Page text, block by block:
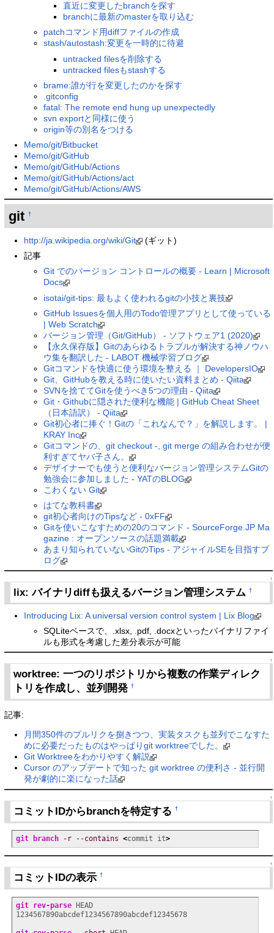
直近に変更したbranchを探す
branchに最新のmasterを取り込む
patchコマンド用diffファイルの作成
stash/autostash:変更を一時的に待避
untracked filesを削除する
untracked filesもstashする
brame:誰が行を変更したのかを探す
.gitconfig
fatal: The remote end hung up unexpectedly
svn exportと同様に使う
origin等の別名をつける
Memo/git/Bitbucket
Memo/git/GitHub
Memo/git/GitHub/Actions
Memo/git/GitHub/Actions/act
Memo/git/GitHub/Actions/AWS
git †
http://ja.wikipedia.org/wiki/Git
(ギット)
記事
Git でのバージョン コントロールの概要 - Learn | Microsoft
Docs
isotai/git-tips: 最もよく使われるgitの小技と裏技
GitHub Issuesを個人用のTodo管理アプリとして使っている
| Web Scratch
バージョン管理（Git/GitHub） - ソフトウェア1 (2020)
【永久保存版】Gitのあらゆるトラブルが解決する神ノウハ
ウ集を翻訳した - LABOT 機械学習ブログ
Gitコマンドを快適に使う環境を整える ｜ DevelopersIO
Git、GitHubを教える時に使いたい資料まとめ - Qiita
SVNを捨ててGitを使うべき5つの理由 - Qiita
Git・Githubに隠された便利な機能 | GitHub Cheat Sheet
（日本語訳） - Qiita
Git初心者に捧ぐ！Gitの「これなんで？」を解説します。 |
KRAY Inc
Gitコマンドの、git checkout -, git merge の組み合わせが便
利すぎてヤバ子さん。
デザイナーでも使うと便利なバージョン管理システムGitの
勉強会に参加しました - YATのBLOG
こわくない Git
はてな教科書
git初心者向けのTipsなど - 0xFF
Gitを使いこなすための20のコマンド - SourceForge.JP Ma
gazine : オープンソースの話題満載
あまり知られていないGitのTips - アジャイルSEを目指すブ
ログ
↑
lix: バイナリdiffも扱えるバージョン管理システム†
Introducing Lix: A universal version control system | Lix Blog
SQLiteベースで、.xlsx, .pdf, .docxといったバイナリファイ
ルも形式を考慮した差分表示が可能
↑
worktree: 一つのリポジトリから複数の作業ディレク
トリを作成し、並列開発†
記事:
月間350件のプルリクを捌きつつ、実装タスクも並列でこなすた
めに必要だったものはやっぱりgit worktreeでした。
Git Worktreeをわかりやすく解説
Cursor のアップデートで知った git worktree の便利さ - 並行開
発が劇的に楽になった話
↑
コミットIDからbranchを特定する†
git branch -r --contains <commit it>
↑
コミットIDの表示†
git rev-parse HEAD
1234567890abcdef1234567890abcdef12345678